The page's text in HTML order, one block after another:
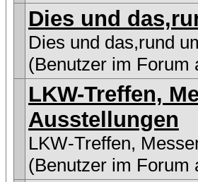
Dies und
Dies und das,rund
(Benutzer im Forum
LKW-Treffen,
Ausstellungen
LKW-Treffen,
(Benutzer im Forum